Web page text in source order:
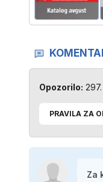
Opozorilo:
PRAVILA ZA